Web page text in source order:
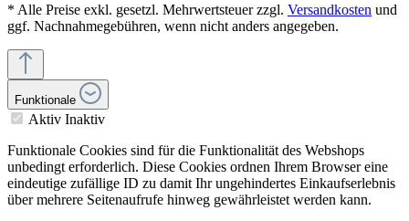
* Alle Preise exkl. gesetzl. Mehrwertsteuer zzgl. Versandkosten und
ggf. Nachnahmegebühren, wenn nicht anders angegeben.
Funktionale
Aktiv Inaktiv
Funktionale Cookies sind für die Funktionalität des Webshops
unbedingt erforderlich. Diese Cookies ordnen Ihrem Browser eine
eindeutige zufällige ID zu damit Ihr ungehindertes Einkaufserlebnis
über mehrere Seitenaufrufe hinweg gewährleistet werden kann.